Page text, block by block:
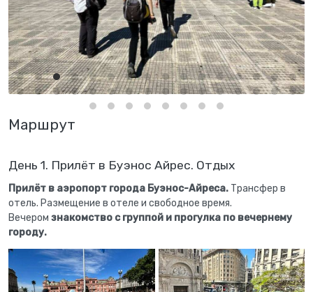
Маршрут
День 1. Прилёт в Буэнос Айрес. Отдых
Прилёт в аэропорт города Буэнос-Айреса. Трансфер в
отель. Размещение в отеле и свободное время.
Вечером знакомство с группой и прогулка по вечернему
городу.